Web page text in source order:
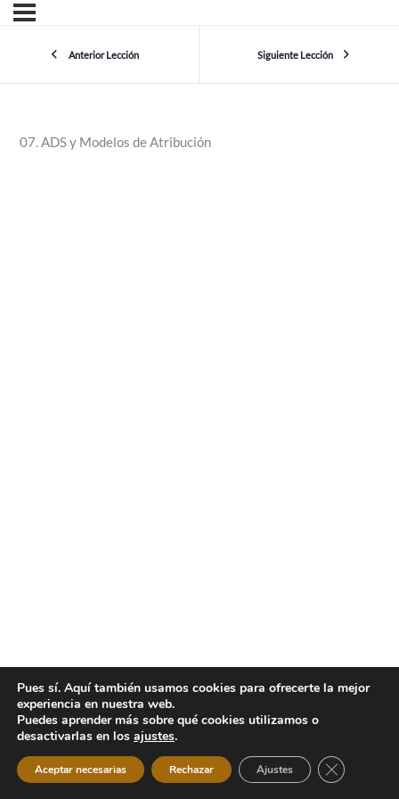
Anterior Lección Siguiente Lección
07. ADS y Modelos de Atribución
Pues sí. Aquí también usamos cookies para ofrecerte la mejor
experiencia en nuestra web.
Puedes aprender más sobre qué cookies utilizamos o
desactivarlas en los ajustes.
Aceptar necesarias Rechazar Ajustes Cerrar el